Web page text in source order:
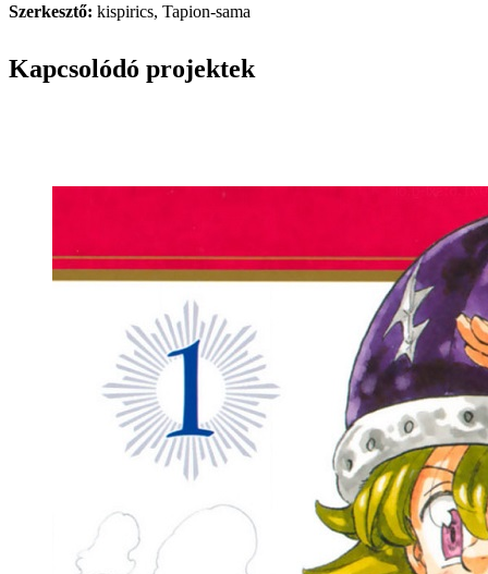
Szerkesztő: kispirics, Tapion-sama
Kapcsolódó projektek